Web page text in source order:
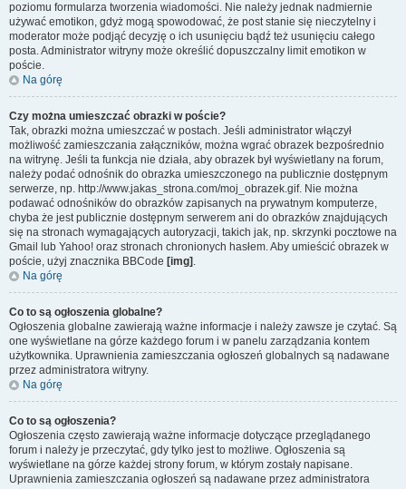
poziomu formularza tworzenia wiadomości. Nie należy jednak nadmiernie
używać emotikon, gdyż mogą spowodować, że post stanie się nieczytelny i
moderator może podjąć decyzję o ich usunięciu bądź też usunięciu całego
posta. Administrator witryny może określić dopuszczalny limit emotikon w
poście.
Na górę
Czy można umieszczać obrazki w poście?
Tak, obrazki można umieszczać w postach. Jeśli administrator włączył
możliwość zamieszczania załączników, można wgrać obrazek bezpośrednio
na witrynę. Jeśli ta funkcja nie działa, aby obrazek był wyświetlany na forum,
należy podać odnośnik do obrazka umieszczonego na publicznie dostępnym
serwerze, np. http://www.jakas_strona.com/moj_obrazek.gif. Nie można
podawać odnośników do obrazków zapisanych na prywatnym komputerze,
chyba że jest publicznie dostępnym serwerem ani do obrazków znajdujących
się na stronach wymagających autoryzacji, takich jak, np. skrzynki pocztowe na
Gmail lub Yahoo! oraz stronach chronionych hasłem. Aby umieścić obrazek w
poście, użyj znacznika BBCode [img] .
Na górę
Co to są ogłoszenia globalne?
Ogłoszenia globalne zawierają ważne informacje i należy zawsze je czytać. Są
one wyświetlane na górze każdego forum i w panelu zarządzania kontem
użytkownika. Uprawnienia zamieszczania ogłoszeń globalnych są nadawane
przez administratora witryny.
Na górę
Co to są ogłoszenia?
Ogłoszenia często zawierają ważne informacje dotyczące przeglądanego
forum i należy je przeczytać, gdy tylko jest to możliwe. Ogłoszenia są
wyświetlane na górze każdej strony forum, w którym zostały napisane.
Uprawnienia zamieszczania ogłoszeń są nadawane przez administratora